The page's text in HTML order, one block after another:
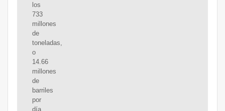
los
733
millones
de
toneladas,
o
14.66
millones
de
barriles
por
día